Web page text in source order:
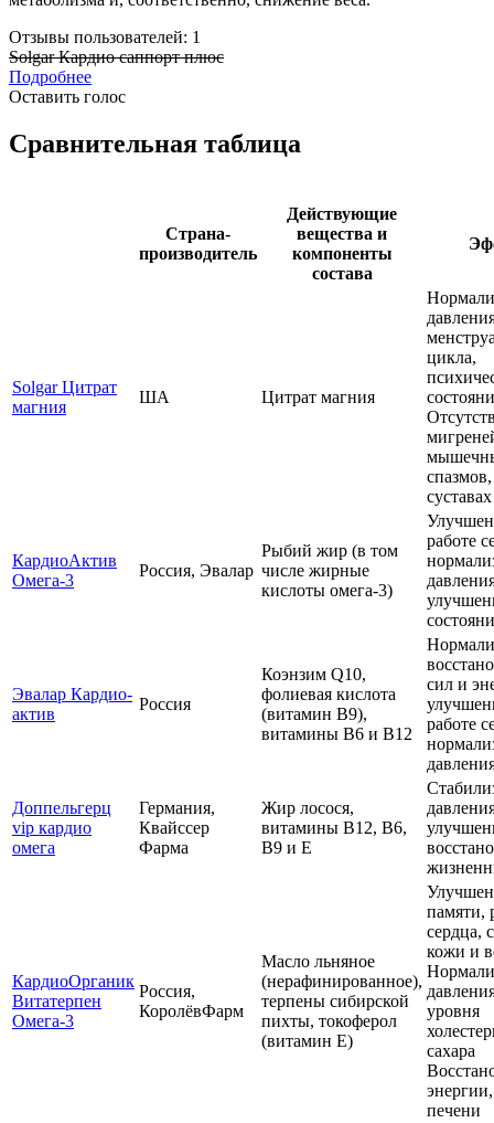
Отзывы пользователей: 1
Solgar Кардио саппорт плюс
Подробнее
Оставить голос
Сравнительная таблица
Страна-
производитель
Действующие
вещества и
компоненты
состава
Solgar Цитрат
магния
ША Цитрат магния
цикла,
суставах
КардиоАктив
Омега-3
Россия, Эвалар
Рыбий жир (в том
числе жирные
кислоты омега-3)
работе
Эвалар Кардио-
актив
Россия
Коэнзим Q10,
фолиевая кислота
(витамин B9),
витамины B6 и B12
сил и
работе
Доппельгерц
vip кардио
омега
Германия,
Квайссер
Фарма
Жир лосося,
витамины B12, B6,
B9 и E
КардиоОрганик
Витатерпен
Омега-3
Россия,
КоролёвФарм
Масло льняное
(нерафинированное),
терпены сибирской
пихты, токоферол
(витамин E)
памяти,
сердца,
кожи и
уровня
сахара
печени